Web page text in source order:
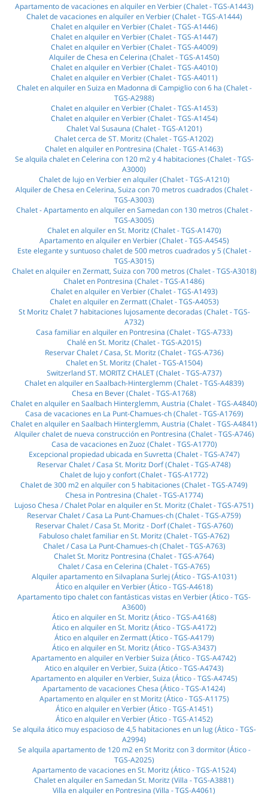
Apartamento de vacaciones en alquiler en Verbier (Chalet - TGS-A1443)
Chalet de vacaciones en alquiler en Verbier (Chalet - TGS-A1444)
Chalet en alquiler en Verbier (Chalet - TGS-A1446)
Chalet en alquiler en Verbier (Chalet - TGS-A1447)
Chalet en alquiler en Verbier (Chalet - TGS-A4009)
Alquiler de Chesa en Celerina (Chalet - TGS-A1450)
Chalet en alquiler en Verbier (Chalet - TGS-A4010)
Chalet en alquiler en Verbier (Chalet - TGS-A4011)
Chalet en alquiler en Suiza en Madonna di Campiglio con 6 ha (Chalet -
TGS-A2988)
Chalet en alquiler en Verbier (Chalet - TGS-A1453)
Chalet en alquiler en Verbier (Chalet - TGS-A1454)
Chalet Val Susauna (Chalet - TGS-A1201)
Chalet cerca de ST. Moritz (Chalet - TGS-A1202)
Chalet en alquiler en Pontresina (Chalet - TGS-A1463)
Se alquila chalet en Celerina con 120 m2 y 4 habitaciones (Chalet - TGS-
A3000)
Chalet de lujo en Verbier en alquiler (Chalet - TGS-A1210)
Alquiler de Chesa en Celerina, Suiza con 70 metros cuadrados (Chalet -
TGS-A3003)
Chalet - Apartamento en alquiler en Samedan con 130 metros (Chalet -
TGS-A3005)
Chalet en alquiler en St. Moritz (Chalet - TGS-A1470)
Apartamento en alquiler en Verbier (Chalet - TGS-A4545)
Este elegante y suntuoso chalet de 500 metros cuadrados y 5 (Chalet -
TGS-A3015)
Chalet en alquiler en Zermatt, Suiza con 700 metros (Chalet - TGS-A3018)
Chalet en Pontresina (Chalet - TGS-A1486)
Chalet en alquiler en Verbier (Chalet - TGS-A1493)
Chalet en alquiler en Zermatt (Chalet - TGS-A4053)
St Moritz Chalet 7 habitaciones lujosamente decoradas (Chalet - TGS-
A732)
Casa familiar en alquiler en Pontresina (Chalet - TGS-A733)
Chalé en St. Moritz (Chalet - TGS-A2015)
Reservar Chalet / Casa, St. Moritz (Chalet - TGS-A736)
Chalet en St. Moritz (Chalet - TGS-A1504)
Switzerland ST. MORITZ CHALET (Chalet - TGS-A737)
Chalet en alquiler en Saalbach-Hinterglemm (Chalet - TGS-A4839)
Chesa en Bever (Chalet - TGS-A1768)
Chalet en alquiler en Saalbach Hinterglemm, Austria (Chalet - TGS-A4840)
Casa de vacaciones en La Punt-Chamues-ch (Chalet - TGS-A1769)
Chalet en alquiler en Saalbach Hinterglemm, Austria (Chalet - TGS-A4841)
Alquiler chalet de nueva construcción en Pontresina (Chalet - TGS-A746)
Casa de vacaciones en Zuoz (Chalet - TGS-A1770)
Excepcional propiedad ubicada en Suvretta (Chalet - TGS-A747)
Reservar Chalet / Casa St. Moritz Dorf (Chalet - TGS-A748)
Chalet de lujo y confort (Chalet - TGS-A1772)
Chalet de 300 m2 en alquiler con 5 habitaciones (Chalet - TGS-A749)
Chesa in Pontresina (Chalet - TGS-A1774)
Lujoso Chesa / Chalet Polar en alquiler en St. Moritz (Chalet - TGS-A751)
Reservar Chalet / Casa La Punt-Chamues-ch (Chalet - TGS-A759)
Reservar Chalet / Casa St. Moritz - Dorf (Chalet - TGS-A760)
Fabuloso chalet familiar en St. Moritz (Chalet - TGS-A762)
Chalet / Casa La Punt-Chamues-ch (Chalet - TGS-A763)
Chalet St. Moritz Pontresina (Chalet - TGS-A764)
Chalet / Casa en Celerina (Chalet - TGS-A765)
Alquiler apartamento en Silvaplana Surlej (Ático - TGS-A1031)
Ático en alquiler en Verbier (Ático - TGS-A4618)
Apartamento tipo chalet con fantásticas vistas en Verbier (Ático - TGS-
A3600)
Ático en alquiler en St. Moritz (Ático - TGS-A4168)
Ático en alquiler en St. Moritz (Ático - TGS-A4172)
Ático en alquiler en Zermatt (Ático - TGS-A4179)
Ático en alquiler en St. Moritz (Ático - TGS-A3437)
Apartamento en alquiler en Verbier Suiza (Ático - TGS-A4742)
Atico en alquiler en Verbier, Suiza (Ático - TGS-A4743)
Apartamento en alquiler en Verbier, Suiza (Ático - TGS-A4745)
Apartamento de vacaciones Chesa (Ático - TGS-A1424)
Apartamento en alquiler en st Moritz (Ático - TGS-A1175)
Ático en alquiler en Verbier (Ático - TGS-A1451)
Ático en alquiler en Verbier (Ático - TGS-A1452)
Se alquila ático muy espacioso de 4,5 habitaciones en un lug (Ático - TGS-
A2994)
Se alquila apartamento de 120 m2 en St Moritz con 3 dormitor (Ático -
TGS-A2025)
Apartamento de vacaciones en St. Moritz (Ático - TGS-A1524)
Chalet en alquiler en Samedan St. Moritz (Villa - TGS-A3881)
Villa en alquiler en Pontresina (Villa - TGS-A4061)